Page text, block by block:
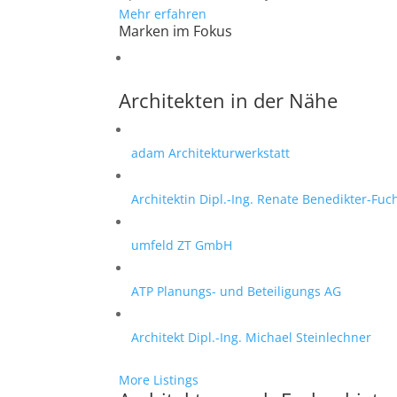
Mehr erfahren
Marken im Fokus
Architekten in der Nähe
adam Architekturwerkstatt
Architektin Dipl.-Ing. Renate Benedikter-
umfeld ZT GmbH
ATP Planungs- und Beteiligungs AG
Architekt Dipl.-Ing. Michael Steinlechner
More Listings